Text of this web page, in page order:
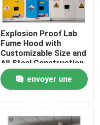
Explosion Proof Lab
Fume Hood with
Customizable Size and
All Steel Construction
for Safe Chemical
Handlingenvoyer une